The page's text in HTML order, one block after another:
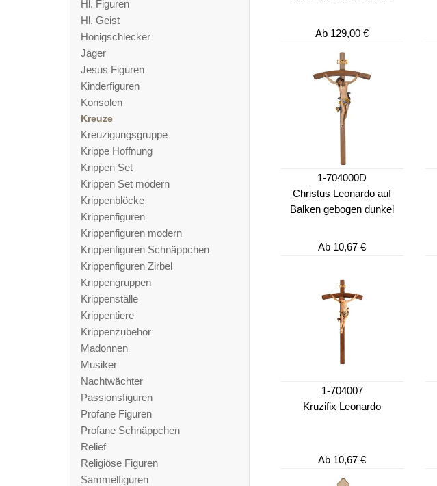
Hl. Figuren
Hl. Geist
Honigschlecker
Jäger
Jesus Figuren
Kinderfiguren
Konsolen
Kreuze
Kreuzigungsgruppe
Krippe Hoffnung
Krippen Set
Krippen Set modern
Krippenblöcke
Krippenfiguren
Krippenfiguren modern
Krippenfiguren Schnäppchen
Krippenfiguren Zirbel
Krippengruppen
Krippenställe
Krippentiere
Krippenzubehör
Madonnen
Musiker
Nachtwächter
Passionsfiguren
Profane Figuren
Profane Schnäppchen
Relief
Religiöse Figuren
Sammelfiguren
Ab 129,00 €
1-704000D
Christus Leonardo auf
Balken gebogen dunkel
Ab 10,67 €
1-704007
Kruzifix Leonardo
Ab 10,67 €